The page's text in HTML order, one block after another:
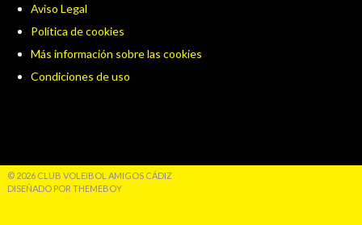
Aviso Legal
Política de cookies
Más información sobre las cookies
Condiciones de uso
© 2026 CLUB VOLEIBOL AMIGOS CÁDIZ
DISEÑADO POR THEMEBOY